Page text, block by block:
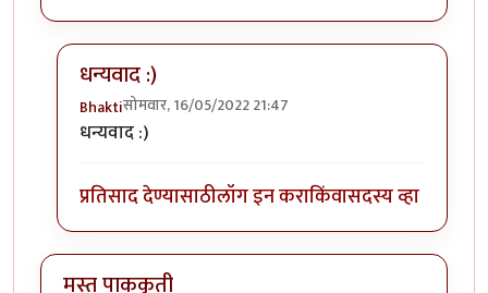
धन्यवाद :)
Bhaktiसोमवार, 16/05/2022 21:47
In reply to
धन्यवाद :)
प्रतिसाद देण्यासाठीलॉग इन कराकिंवासदस्य व्हा